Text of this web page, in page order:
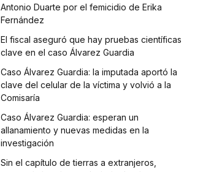
Antonio Duarte por el femicidio de Erika
Fernández
El fiscal aseguró que hay pruebas científicas
clave en el caso Álvarez Guardia
Caso Álvarez Guardia: la imputada aportó la
clave del celular de la víctima y volvió a la
Comisaría
Caso Álvarez Guardia: esperan un
allanamiento y nuevas medidas en la
investigación
Sin el capítulo de tierras a extranjeros,